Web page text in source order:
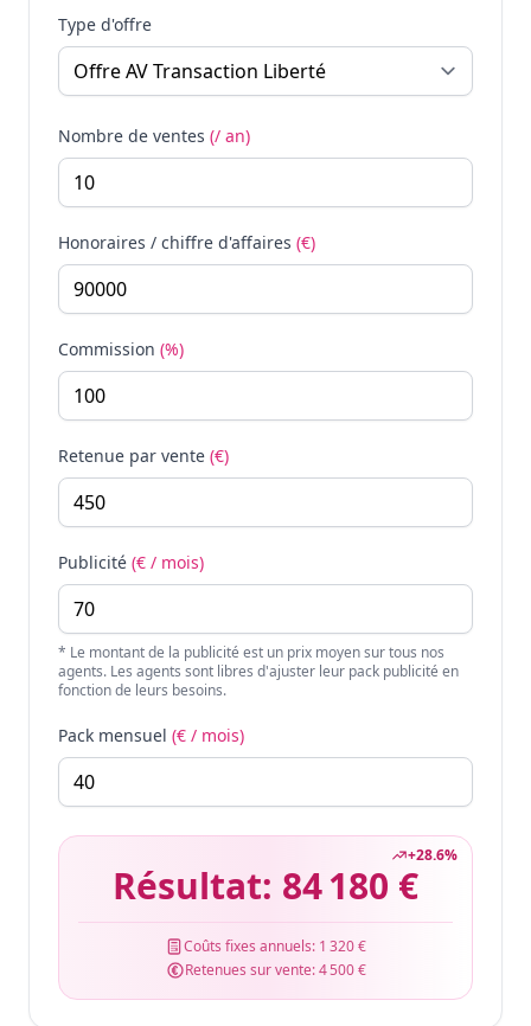
Type d'offre
Nombre de ventes (/ an)
Honoraires / chiffre d'affaires (€)
Commission (%)
Retenue par vente (€)
Publicité (€ / mois)
* Le montant de la publicité est un prix moyen sur tous nos
agents. Les agents sont libres d'ajuster leur pack publicité en
fonction de leurs besoins.
Pack mensuel (€ / mois)
+28.6%
Résultat: 84 180 €
Coûts fixes annuels: 1 320 €
Retenues sur vente:4 500 €